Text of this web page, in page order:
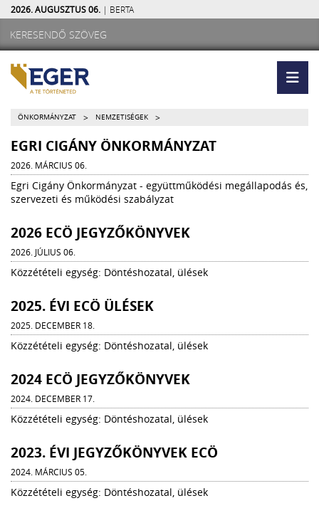
2026. AUGUSZTUS 06. | BERTA
ÖNKORMÁNYZAT > NEMZETISÉGEK >
EGRI CIGÁNY ÖNKORMÁNYZAT
2026. MÁRCIUS 06.
Egri Cigány Önkormányzat - együttműködési megállapodás és,
szervezeti és működési szabályzat
2026 ECÖ JEGYZŐKÖNYVEK
2026. JÚLIUS 06.
Közzétételi egység: Döntéshozatal, ülések
2025. ÉVI ECÖ ÜLÉSEK
2025. DECEMBER 18.
Közzétételi egység: Döntéshozatal, ülések
2024 ECÖ JEGYZŐKÖNYVEK
2024. DECEMBER 17.
Közzétételi egység: Döntéshozatal, ülések
2023. ÉVI JEGYZŐKÖNYVEK ECÖ
2024. MÁRCIUS 05.
Közzétételi egység: Döntéshozatal, ülések